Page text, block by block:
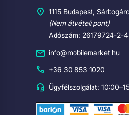
1115 Budapest,
(Nem átvételi pont)
Adószám: 26179724-2-
info@mobilemarket.hu
+36 30 853 1020
Ügyfélszolgálat: